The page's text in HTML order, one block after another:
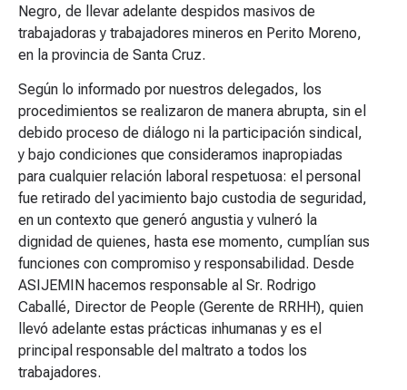
Negro, de llevar adelante despidos masivos de
trabajadoras y trabajadores mineros en Perito Moreno,
en la provincia de Santa Cruz.
Según lo informado por nuestros delegados, los
procedimientos se realizaron de manera abrupta, sin el
debido proceso de diálogo ni la participación sindical,
y bajo condiciones que consideramos inapropiadas
para cualquier relación laboral respetuosa: el personal
fue retirado del yacimiento bajo custodia de seguridad,
en un contexto que generó angustia y vulneró la
dignidad de quienes, hasta ese momento, cumplían sus
funciones con compromiso y responsabilidad. Desde
ASIJEMIN hacemos responsable al Sr. Rodrigo
Caballé, Director de People (Gerente de RRHH), quien
llevó adelante estas prácticas inhumanas y es el
principal responsable del maltrato a todos los
trabajadores.